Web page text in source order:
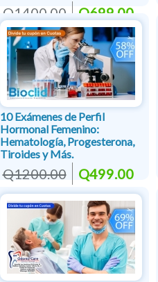
Q1400.00 Q699.00
10 Exámenes de Perfil
Hormonal Femenino:
Hematología, Progesterona,
Tiroides y Más.
Q1200.00 Q499.00